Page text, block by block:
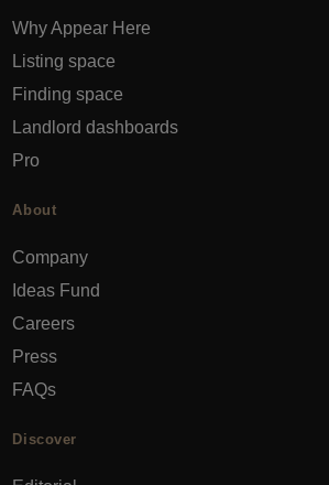
Why Appear Here
Listing space
Finding space
Landlord dashboards
Pro
About
Company
Ideas Fund
Careers
Press
FAQs
Discover